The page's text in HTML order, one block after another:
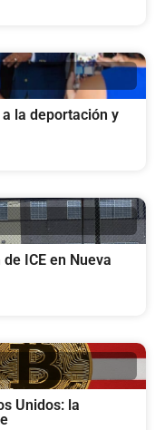
la deportación y
ICE en Nueva
Unidos: la